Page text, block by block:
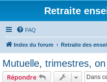
Retraite
FAQ
Index du forum Retraite des
Mutuelle, trimestres,
Répondre